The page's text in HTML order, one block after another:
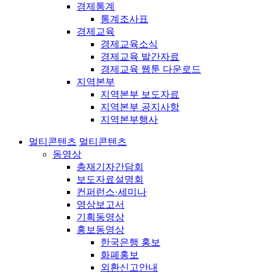
경제통계
통계조사표
경제교육
경제교육소식
경제교육 발간자료
경제교육 웹툰 다운로드
지역본부
지역본부 보도자료
지역본부 공지사항
지역본부행사
멀티콘텐츠 멀티콘텐츠
동영상
총재기자간담회
보도자료설명회
컨퍼런스·세미나
영상보고서
기획동영상
홍보동영상
한국은행 홍보
화폐홍보
외환신고안내